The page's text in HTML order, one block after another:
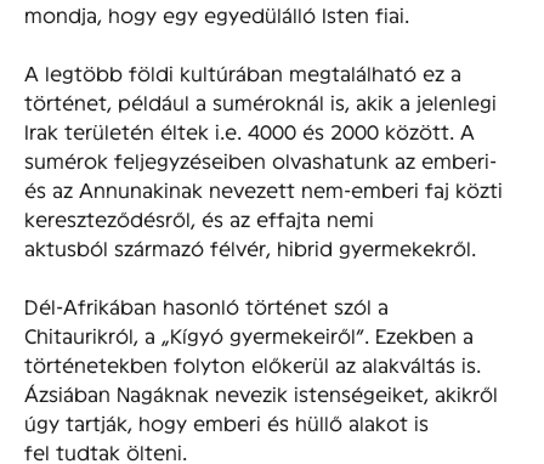
mondja, hogy egy egyedülálló Isten fiai.
A legtöbb földi kultúrában megtalálható ez a
történet, például a suméroknál is, akik a jelenlegi
Irak területén éltek i.e. 4000 és 2000 között. A
sumérok feljegyzéseiben olvashatunk az emberi-
és az Annunakinak nevezett nem-emberi faj közti
kereszteződésről, és az effajta nemi
aktusból származó félvér, hibrid gyermekekről.
Dél-Afrikában hasonló történet szól a
Chitaurikról, a „Kígyó gyermekeiről”. Ezekben a
történetekben folyton előkerül az alakváltás is.
Ázsiában Nagáknak nevezik istenségeiket, akikről
úgy tartják, hogy emberi és hüllő alakot is
fel tudtak ölteni.